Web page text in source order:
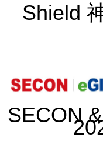
Shield
SECON